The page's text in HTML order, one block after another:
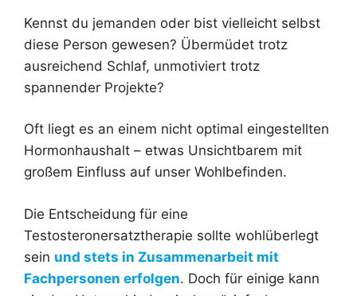
Kennst du jemanden oder bist vielleicht selbst
diese Person gewesen? Übermüdet trotz
ausreichend Schlaf, unmotiviert trotz
spannender Projekte?
Oft liegt es an einem nicht optimal eingestellten
Hormonhaushalt – etwas Unsichtbarem mit
großem Einfluss auf unser Wohlbefinden.
Die Entscheidung für eine
Testosteronersatztherapie sollte wohlüberlegt
sein und stets in Zusammenarbeit mit
Fachpersonen erfolgen. Doch für einige kann